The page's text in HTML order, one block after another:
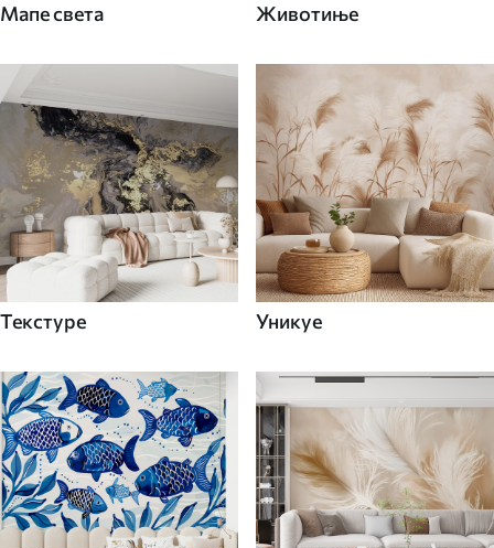
Мапе света Животиње
Текстуре Уникуе